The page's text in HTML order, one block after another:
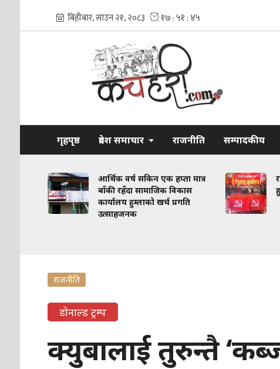
गृहपृष्ठ प्रदेश समाचार राजनीति सम्पादकीय
आर्थिक वर्ष सकिन एक हप्ता मात्र
बाँकी रहँदा सामाजिक विकास
कार्यालय हुम्लाको खर्च प्रगति
उत्साहजनक
राजनीति
डोनाल्ड ट्रम्प
क्युबालाई तुरुन्तै